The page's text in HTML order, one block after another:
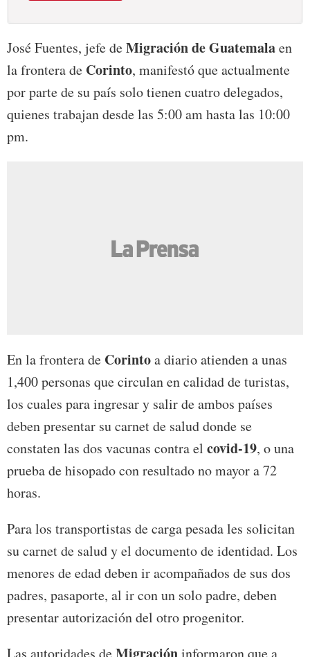
José Fuentes, jefe deMigración de Guatemalaen
la frontera de Corinto, manifestó que actualmente
por parte de su país solo tienen cuatro delegados,
quienes trabajan desde las 5:00 am hasta las 10:00
pm.
En la frontera de Corintoa diario atienden a unas
1,400 personas que circulan en calidad de turistas,
los cuales para ingresar y salir de ambos países
deben presentar su carnet de salud donde se
constaten las dos vacunas contra el covid-19, o una
prueba de hisopado con resultado no mayor a 72
horas.
Para los transportistas de carga pesada les solicitan
su carnet de salud y el documento de identidad. Los
menores de edad deben ir acompañados de sus dos
padres, pasaporte, al ir con un solo padre, deben
presentar autorización del otro progenitor.